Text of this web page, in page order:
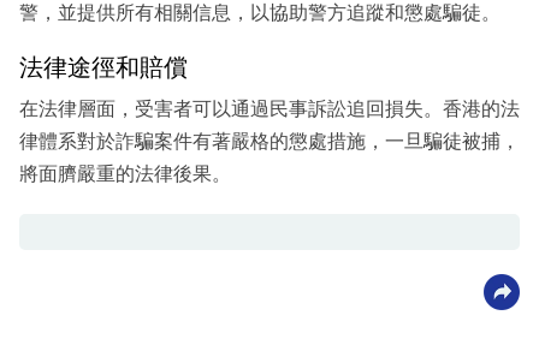
警，並提供所有相關信息，以協助警方追蹤和懲處騙徒。
法律途徑和賠償
在法律層面，受害者可以通過民事訴訟追回損失。香港的法
律體系對於詐騙案件有著嚴格的懲處措施，一旦騙徒被捕，
將面臍嚴重的法律後果。